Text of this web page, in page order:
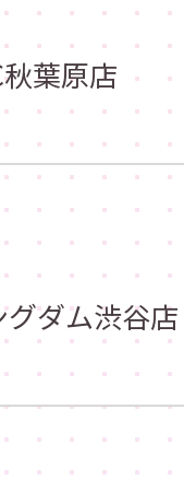
葉原店
グダム渋谷店